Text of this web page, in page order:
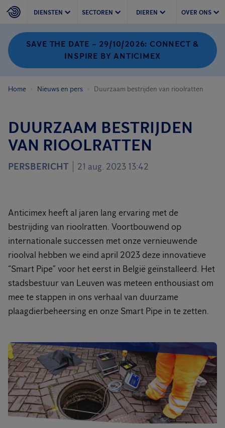
DIENSTEN SECTOREN DIEREN OVER ONS
SAVE THE DATE – 29/10/2026: CONNECT &
INSPIRE BY ANTICIMEX
Home Nieuws en pers Duurzaam bestrijden van rioolratten
DUURZAAM BESTRIJDEN
VAN RIOOLRATTEN
PERSBERICHT 21 aug. 2023 13:42
Anticimex heeft al jaren lang ervaring met de
bestrijding van rioolratten. Voortbouwend op
internationale successen met onze vernieuwende
rioolval hebben we eind april 2023 deze innovatieve
“Smart Pipe” voor het eerst in België geïnstalleerd. Het
stadsbestuur van Leuven was meteen enthousiast om
mee te stappen in ons verhaal van duurzame
plaagdierbeheersing en onze Smart Pipe in te zetten.